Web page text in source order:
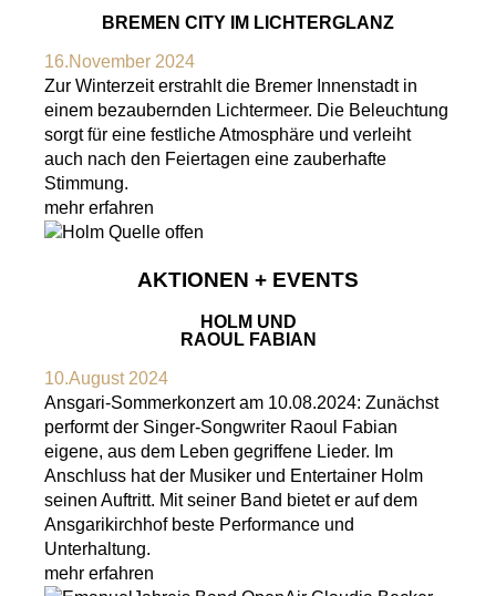
BREMEN CITY IM LICHTERGLANZ
16.November 2024
Zur Winterzeit erstrahlt die Bremer Innenstadt in
einem bezaubernden Lichtermeer. Die Beleuchtung
sorgt für eine festliche Atmosphäre und verleiht
auch nach den Feiertagen eine zauberhafte
Stimmung.
mehr erfahren
AKTIONEN + EVENTS
HOLM UND
RAOUL FABIAN
10.August 2024
Ansgari-Sommerkonzert am 10.08.2024: Zunächst
performt der Singer-Songwriter Raoul Fabian
eigene, aus dem Leben gegriffene Lieder. Im
Anschluss hat der Musiker und Entertainer Holm
seinen Auftritt. Mit seiner Band bietet er auf dem
Ansgarikirchhof beste Performance und
Unterhaltung.
mehr erfahren